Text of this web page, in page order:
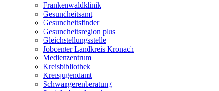
Frankenwaldklinik
Gesundheitsamt
Gesundheitsfinder
Gesundheitsregion plus
Gleichstellungsstelle
Jobcenter Landkreis Kronach
Medienzentrum
Kreisbibliothek
Kreisjugendamt
Schwangerenberatung